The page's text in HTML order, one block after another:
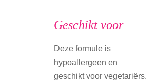
Geschikt voor
Deze formule is
hypoallergeen en
geschikt voor vegetariërs.